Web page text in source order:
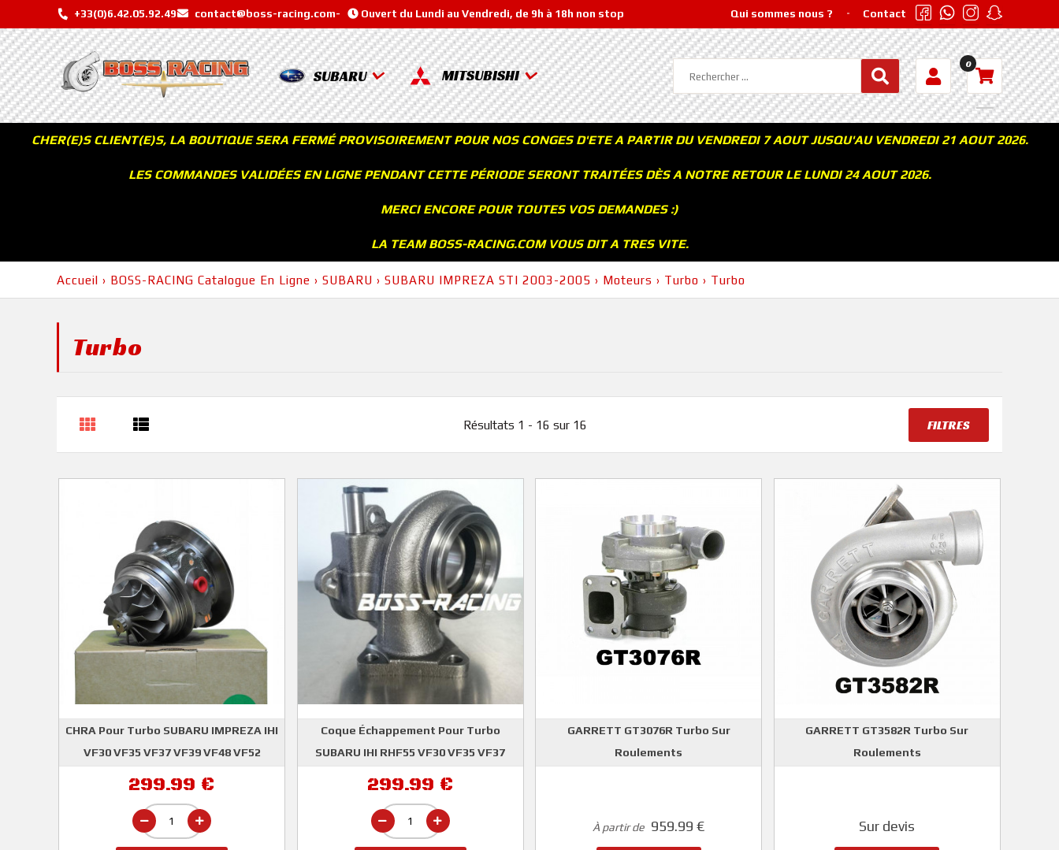
+33(0)6.42.05.92.49 contact@boss-racing.com- Ouvert du Lundi au Vendredi, de 9h à 18h non stop Qui sommes nous ? Contact
SUBARU MITSUBISHI
0
CHER(E)S CLIENT(E)S, LA BOUTIQUE SERA FERMÉ PROVISOIREMENT POUR NOS CONGES D'ETE A PARTIR DU VENDREDI 7 AOUT JUSQU'AU VENDREDI 21 AOUT 2026.
LES COMMANDES VALIDÉES EN LIGNE PENDANT CETTE PÉRIODE SERONT TRAITÉES DÈS A NOTRE RETOUR LE LUNDI 24 AOUT 2026.
MERCI ENCORE POUR TOUTES VOS DEMANDES :)
LA TEAM BOSS-RACING.COM VOUS DIT A TRES VITE.
Accueil › BOSS-RACING Catalogue En Ligne › SUBARU › SUBARU IMPREZA STI 2003-2005 › Moteurs › Turbo › Turbo
Turbo
Résultats 1 - 16 sur 16 FILTRES
CHRA Pour Turbo SUBARU IMPREZA IHI
VF30 VF35 VF37 VF39 VF48 VF52
299.99 €
Coque Échappement Pour Turbo
SUBARU IHI RHF55 VF30 VF35 VF37
299.99 €
GARRETT GT3076R Turbo Sur
Roulements
À partir de 959.99 €
GARRETT GT3582R Turbo Sur
Roulements
Sur devis